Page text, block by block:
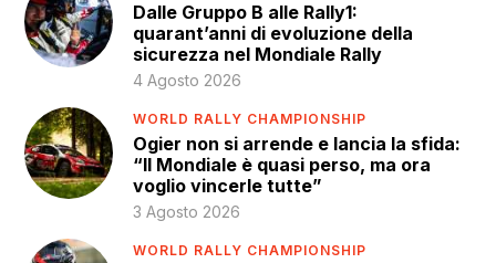
Dalle Gruppo B alle Rally1:
quarant’anni di evoluzione della
sicurezza nel Mondiale Rally
4 Agosto 2026
WORLD RALLY CHAMPIONSHIP
Ogier non si arrende e lancia la sfida:
“Il Mondiale è quasi perso, ma ora
voglio vincerle tutte”
3 Agosto 2026
WORLD RALLY CHAMPIONSHIP